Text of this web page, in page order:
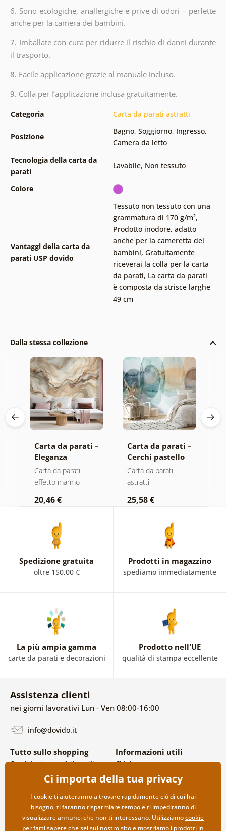
6. Sono ecologiche, anallergiche e prive di odori – perfette
anche per la camera dei bambini.
7. Imballate con cura per ridurre il rischio di danni durante
il trasporto.
8. Facile applicazione grazie al manuale incluso.
9. Colla per l’applicazione inclusa gratuitamente.
Categoria Carta da parati astratti
Posizione
Bagno, Soggiorno, Ingresso,
Camera da letto
Tecnologia della carta da
parati
Lavabile, Non tessuto
Colore
Vantaggi della carta da
parati USP dovido
Tessuto non tessuto con una
grammatura di 170 g/m²,
Prodotto inodore, adatto
anche per la cameretta dei
bambini, Gratuitamente
riceverai la colla per la carta
da parati, La carta da parati
è composta da strisce larghe
49 cm
Dalla stessa collezione
Carta da parati –
Eleganza
marmorea in
tonalità dorate
Carta da parati
effetto marmo
20,46 €
Carta da parati –
Cerchi pastello
ad acquerello
Carta da parati
astratti
25,58 €
Spedizione gratuita
oltre 150,00 €
Prodotti in magazzino
spediamo immediatamente
La più ampia gamma
carte da parati e decorazioni
Prodotto nell'UE
qualità di stampa eccellente
Assistenza clienti
nei giorni lavorativi Lun - Ven 08:00-16:00
info@dovido.it
Tutto sullo shopping
Condizioni generali di vendita e
Politica sulla privacy
Opzioni di spedizione e
pagamento
Reso della merce
Informazioni utili
Chi siamo
FAQ
Contatti
Collaborazione all’ingrosso
Ci importa della tua privacy
I cookie ti aiuteranno a trovare rapidamente ciò di cui hai
bisogno, ti faranno risparmiare tempo e ti impediranno di
visualizzare annunci che non ti interessano. Utilizziamocookie
per farti sapere che sei sul nostro sito e mostriamo i prodotti in